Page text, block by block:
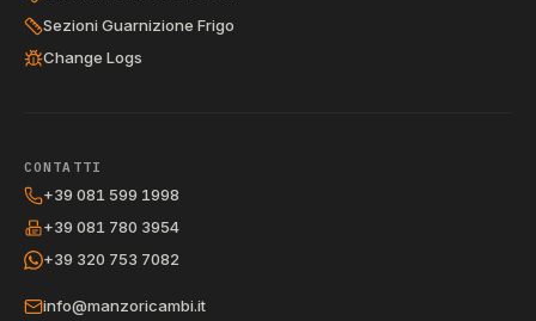
Sezioni Guarnizione Frigo
Change Logs
CONTATTI
+39 081 599 1998
+39 081 780 3954
+39 320 753 7082
info@manzoricambi.it